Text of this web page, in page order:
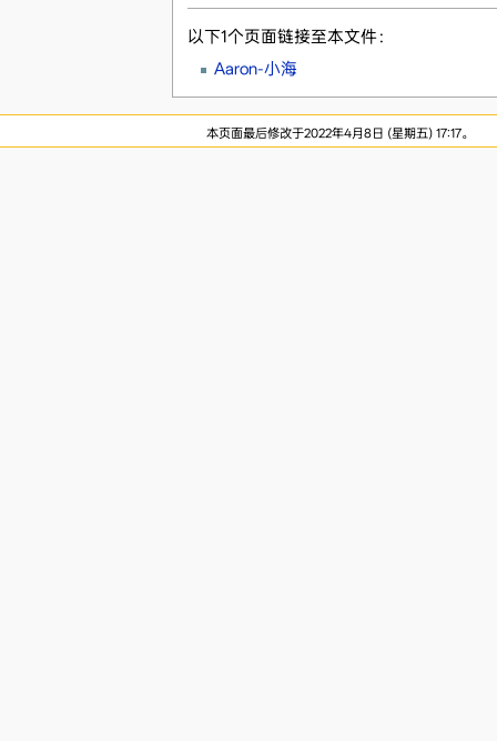
以下1个页面链接至本文件：
Aaron-小海
本页面最后修改于2022年4月8日 (星期五) 17:17。